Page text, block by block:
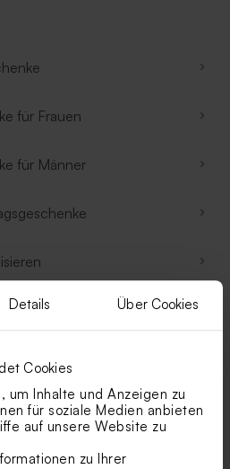
Details Über Cookies
Cookies
um Inhalte und Anzeigen zu
für soziale Medien anbieten
auf unsere Website zu
zu Ihrer
für Frauen
für Männer